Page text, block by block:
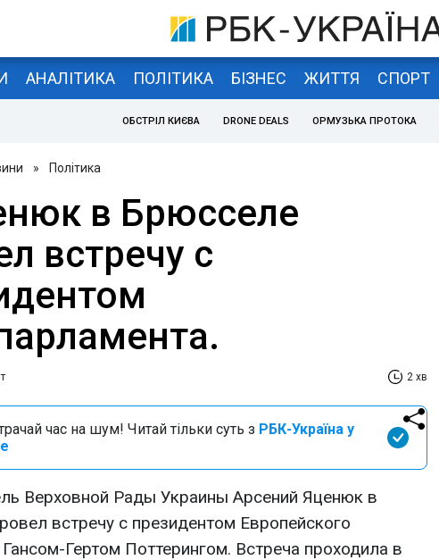
АНАЛІТИКА ПОЛІТИКА БІЗНЕС ЖИТТЯ СПОРТ
ОБСТРІЛ КИЄВА DRONE DEALS ОРМУЗЬКА ПРОТОКА
» Політика
в Брюсселе
встречу с
2 хв
час на шум! Читай тільки суть з РБК-Україна у
Верховной Рады Украины Арсений Яценюк в
встречу с президентом Европейского
Гертом Поттерингом. Встреча проходила в